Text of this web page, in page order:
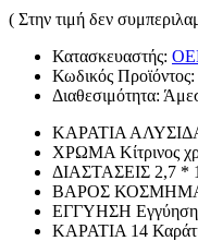
( Στην τιμή δεν
Κατασκευαστής:
Κωδικός Προϊόντος:
Διαθεσιμότητα:
ΚΑΡΑΤΙΑ
ΧΡΩΜΑ Κίτρινος
ΔΙΑΣΤΑΣΕΙΣ 2,7 *
ΒΑΡΟΣ
ΕΓΓΥΗΣΗ Εγγύηση
ΚΑΡΑΤΙΑ 14